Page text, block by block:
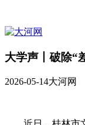
大学声丨破除“
2026-05-14大河网